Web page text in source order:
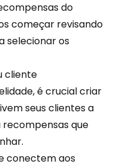
do
começar revisando
selecionar os
cliente
é crucial criar
seus clientes a
recompensasque
conectem aos